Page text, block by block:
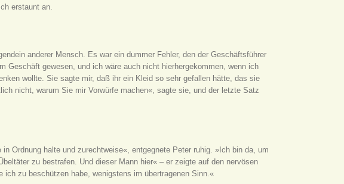
erstaunt an.
anderer Mensch. Es war ein dummer Fehler, den der Geschäftsführer
Geschäft gewesen, und ich wäre auch nicht hierhergekommen, wenn ich
wollte. Sie sagte mir, daß ihr ein Kleid so sehr gefallen hätte, das sie
nicht, warum Sie mir Vorwürfe machen«, sagte sie, und der letzte Satz
Ordnung halte und zurechtweise«, entgegnete Peter ruhig. »Ich bin da, um
zu bestrafen. Und dieser Mann hier« – er zeigte auf den nervösen
zu beschützen habe, wenigstens im übertragenen Sinn.«